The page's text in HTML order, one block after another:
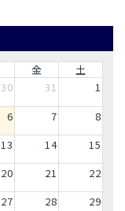
金
土
30 31
1
6 7
8
13 14
15
20 21
22
27 28
29